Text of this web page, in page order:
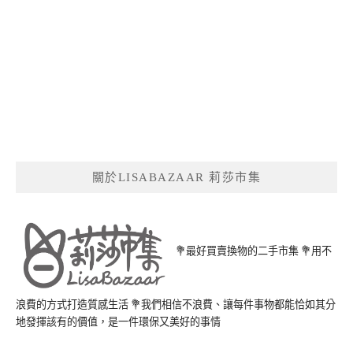
關於LISABAZAAR 莉莎市集
💐最好買賣換物的二手市集 💐用不
浪費的方式打造質感生活 💐我們相信不浪費、讓每件事物都能恰如其分
地發揮該有的價值，是一件環保又美好的事情